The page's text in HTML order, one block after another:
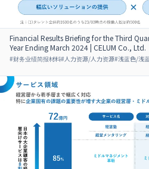
Financial Results Briefing for the Third
Year Ending March 2024 | CELUM Co., Ltd.
#财务业绩简报材料#人力资源/人力资源#浅蓝色/浅